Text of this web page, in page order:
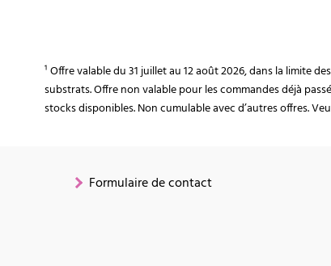
¹ Offre valable du 31 juillet au 12 août 2026, dans la limite
substrats. Offre non valable pour les commandes déjà
stocks disponibles. Non cumulable avec d’autres offres.
Formulaire de contact